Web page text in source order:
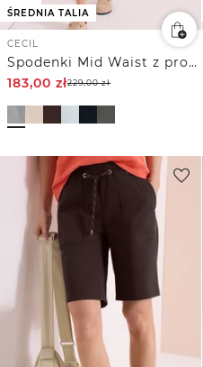
ŚREDNIA TALIA
CECIL
Spodenki Mid Waist z prostymi nogawkami o swobodnym kroju
183,00 zł229,00zł